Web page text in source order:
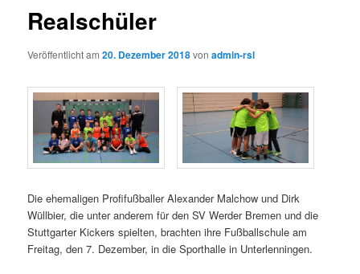
Realschüler
Veröffentlicht am20. Dezember 2018vonadmin-rsl
Die ehemaligen Profifußballer Alexander Malchow und Dirk
Wüllbier, die unter anderem für den SV Werder Bremen und die
Stuttgarter Kickers spielten, brachten ihre Fußballschule am
Freitag, den 7. Dezember, in die Sporthalle in Unterlenningen.